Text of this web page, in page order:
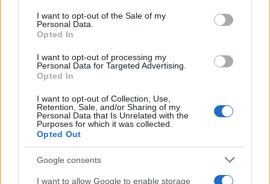
I want to opt-out of the Sale of my
Personal Data.
Opted In
I want to opt-out of processing my
Personal Data for Targeted Advertising.
Opted In
I want to opt-out of Collection, Use,
Retention, Sale, and/or Sharing of my
Personal Data that Is Unrelated with the
Purposes for which it was collected.
Opted Out
Google consents
I want to allow Google to enable storage